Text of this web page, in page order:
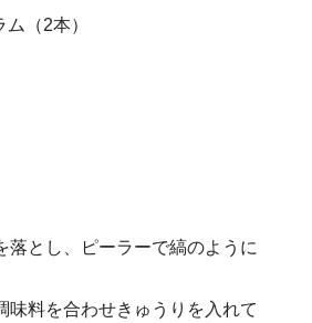
（2本）
落とし、ピーラーで縞のように
味料を合わせきゅうりを入れて